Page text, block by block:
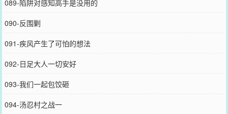
089-陷阱对感知高手是没用的
090-反围剿
091-疾风产生了可怕的想法
092-日足大人一切安好
093-我们一起包饺砸
094-汤忍村之战一